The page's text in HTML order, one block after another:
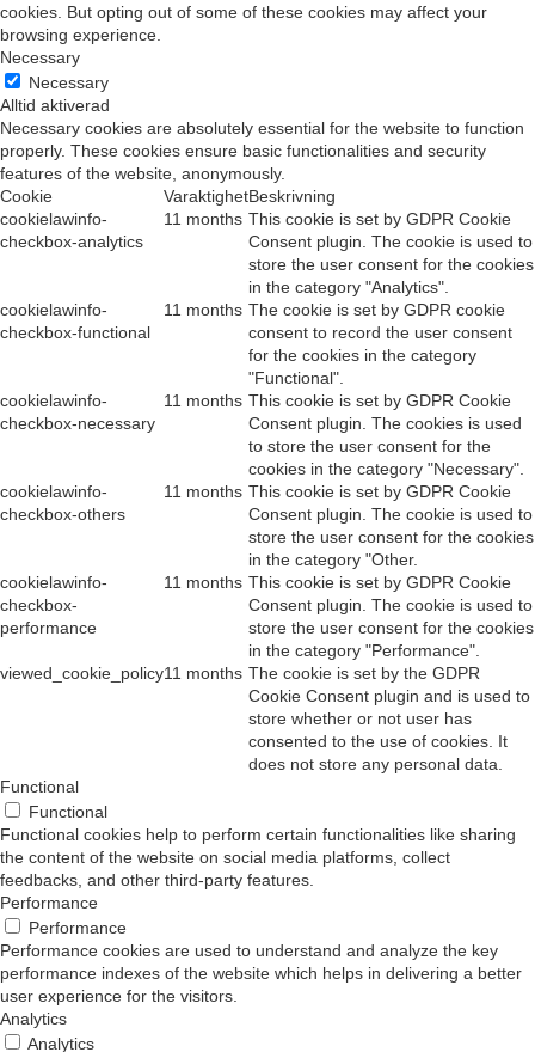
cookies. But opting out of some of these cookies may affect your
browsing experience.
Necessary
Necessary
Alltid aktiverad
Necessary cookies are absolutely essential for the website to function
properly. These cookies ensure basic functionalities and security
features of the website, anonymously.
Cookie
VaraktighetBeskrivning
cookielawinfo-
checkbox-analytics
11 months This cookie is set by GDPR Cookie
Consent plugin. The cookie is used to
store the user consent for the cookies
in the category "Analytics".
cookielawinfo-
checkbox-functional
11 months The cookie is set by GDPR cookie
consent to record the user consent
for the cookies in the category
"Functional".
cookielawinfo-
checkbox-necessary
11 months This cookie is set by GDPR Cookie
Consent plugin. The cookies is used
to store the user consent for the
cookies in the category "Necessary".
cookielawinfo-
checkbox-others
11 months This cookie is set by GDPR Cookie
Consent plugin. The cookie is used to
store the user consent for the cookies
in the category "Other.
cookielawinfo-
checkbox-
performance
11 months This cookie is set by GDPR Cookie
Consent plugin. The cookie is used to
store the user consent for the cookies
in the category "Performance".
viewed_cookie_policy11 months The cookie is set by the GDPR
Cookie Consent plugin and is used to
store whether or not user has
consented to the use of cookies. It
does not store any personal data.
Functional
Functional
Functional cookies help to perform certain functionalities like sharing
the content of the website on social media platforms, collect
feedbacks, and other third-party features.
Performance
Performance
Performance cookies are used to understand and analyze the key
performance indexes of the website which helps in delivering a better
user experience for the visitors.
Analytics
Analytics